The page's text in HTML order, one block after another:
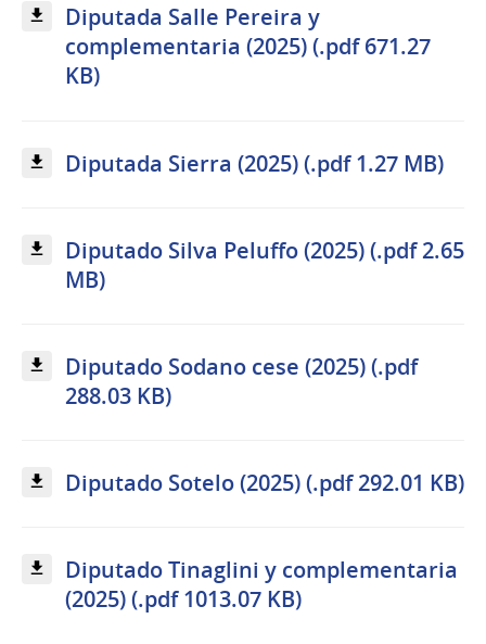
Diputada Salle Pereira y
complementaria (2025) (.pdf 671.27
KB)
Diputada Sierra (2025) (.pdf 1.27 MB)
Diputado Silva Peluffo (2025) (.pdf 2.65
MB)
Diputado Sodano cese (2025) (.pdf
288.03 KB)
Diputado Sotelo (2025) (.pdf 292.01 KB)
Diputado Tinaglini y complementaria
(2025) (.pdf 1013.07 KB)